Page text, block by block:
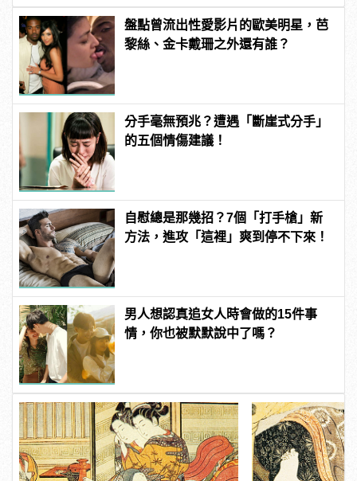
盤點曾流出性愛影片的歐美明星，芭
黎絲、金卡戴珊之外還有誰？
分手毫無預兆？遭遇「斷崖式分手」
的五個情傷建議！
自慰總是那幾招？7個「打手槍」新
方法，進攻「這裡」爽到停不下來！
男人想認真追女人時會做的15件事
情，你也被默默說中了嗎？